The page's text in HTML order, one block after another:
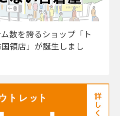
数を誇るショップ「ト
領店」が誕生しまし